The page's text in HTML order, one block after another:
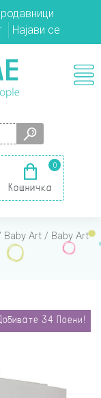
Најави се
0
Кошничка
Baby Art / Baby Art
34 Поени!